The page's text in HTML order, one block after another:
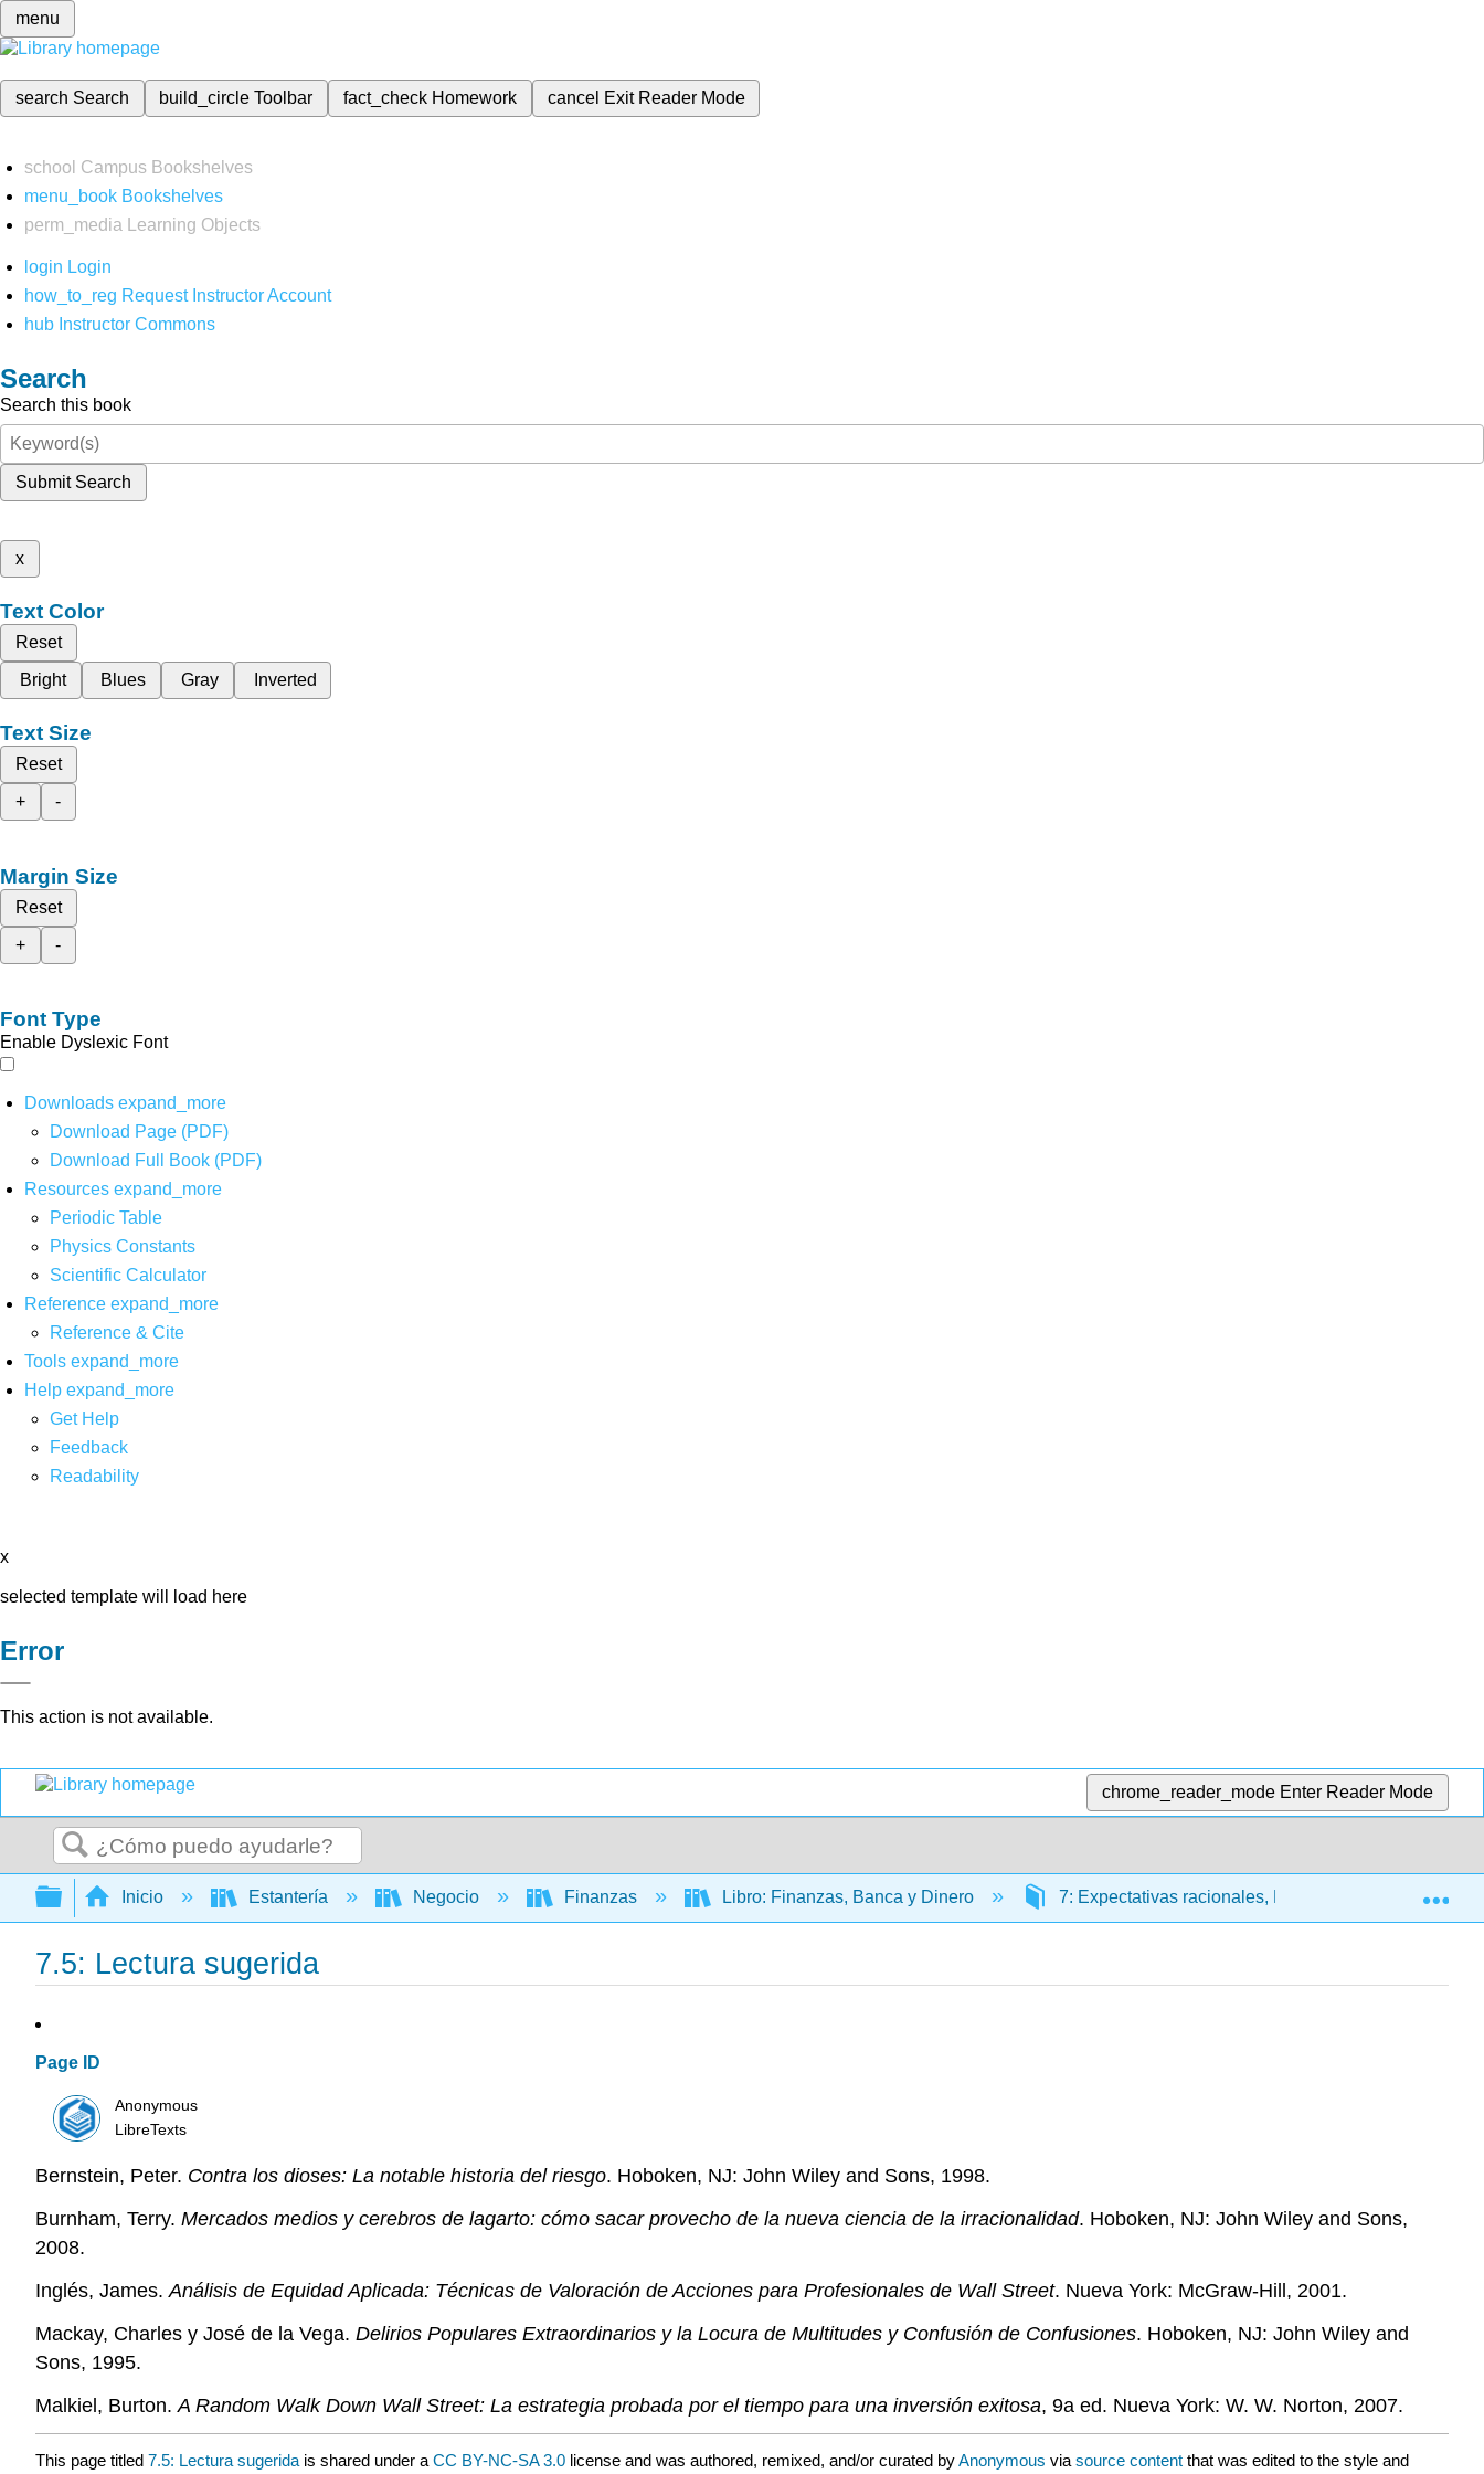
menu
search Search build_circleToolbar fact_check Homework cancel Exit Reader Mode
school Campus Bookshelves
menu_book Bookshelves
perm_media
Learning Objects
login Login
how_to_reg Request Instructor Account
hub Instructor Commons
Search
Search this book
Submit Search
x
Text Color
Reset
Bright
Blues Gray Inverted
Text Size
Reset
+
-
Margin Size
Reset
+
-
Font Type
Enable Dyslexic Font
Downloads expand_more
Download Page (PDF)
Download Full Book (PDF)
Resources expand_more
Periodic Table
Physics Constants
Scientific Calculator
Reference expand_more
Reference & Cite
Tools expand_more
Help expand_more
Get Help
Feedback
Readability
x
selected template will load here
Error
This action is not available.
chrome_reader_mode Enter Reader Mode
Buscar
Expandir/contraer jerarquía global
Inicio Estantería Negocio Finanzas Libro: Finanzas, Banca y Dinero 7: Expectativas racionales, Mercados Eficientes y
7.5: Lectura sugerida
Page ID
Anonymous
LibreTexts
Bernstein, Peter. Contra los dioses: La notable historia del riesgo. Hoboken, NJ: John Wiley and Sons, 1998.
Burnham, Terry. Mercados medios y cerebros de lagarto: cómo sacar provecho de la nueva ciencia de la irracionalidad. Hoboken, NJ: John Wiley and Sons,
2008.
Inglés, James. Análisis de Equidad Aplicada: Técnicas de Valoración de Acciones para Profesionales de Wall Street. Nueva York: McGraw-Hill, 2001.
Mackay, Charles y José de la Vega. Delirios Populares Extraordinarios y la Locura de Multitudes y Confusión de Confusiones. Hoboken, NJ: John Wiley and
Sons, 1995.
Malkiel, Burton. A Random Walk Down Wall Street: La estrategia probada por el tiempo para una inversión exitosa, 9a ed. Nueva York: W. W. Norton, 2007.
This page titled 7.5: Lectura sugerida is shared under a CC BY-NC-SA 3.0 license and was authored, remixed, and/or curated byAnonymous via source content that was edited to the style and